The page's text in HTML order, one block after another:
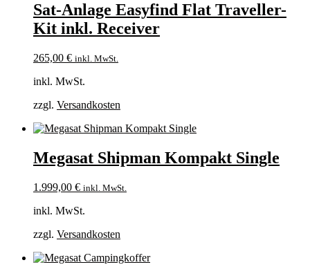
Sat-Anlage Easyfind Flat Traveller-
Kit inkl. Receiver
265,00 € inkl. MwSt.
inkl. MwSt.
zzgl. Versandkosten
Megasat Shipman Kompakt Single
1.999,00 € inkl. MwSt.
inkl. MwSt.
zzgl. Versandkosten